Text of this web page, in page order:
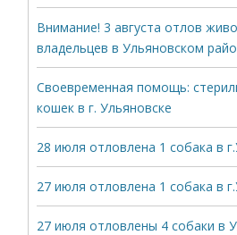
Внимание! 3 августа отлов
владельцев в Ульяновском
Своевременная помощь:
кошек в г. Ульяновске
28 июля отловлена 1 собака в
27 июля отловлена 1 собака в
27 июля отловлены 4 собаки в